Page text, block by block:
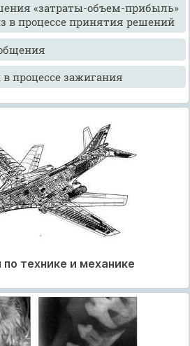
«затраты-объем-прибыль»
в процессе принятия решений
процессе зажигания
технике и механике